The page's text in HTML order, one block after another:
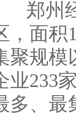
郑州经
，面积
聚规模
业233
多、最